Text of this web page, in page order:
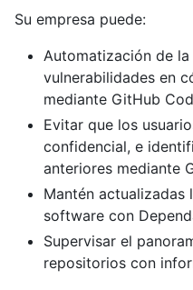
Su empresa puede:
Automatización de
vulnerabilidades en
mediante GitHub
Evitar que los
confidencial, e
anteriores mediante
Mantén actualizadas
software con
Supervisar el
repositorios con